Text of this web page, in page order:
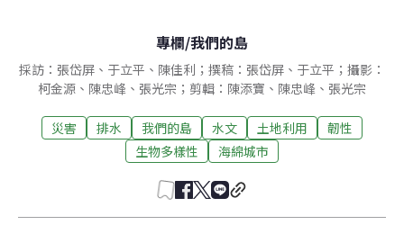
專欄/我們的島
採訪：張岱屏、于立平、陳佳利；撰稿：張岱屏、于立平；攝影：
柯金源、陳忠峰、張光宗；剪輯：陳添寶、陳忠峰、張光宗
災害 排水 我們的島 水文 土地利用
韌性
生物多樣性
海綿城市